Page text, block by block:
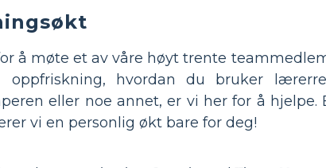
å møte et av våre høyt trente
hvordan du bruker
eller noe annet, er vi her for å
vi en personlig økt bare for deg!